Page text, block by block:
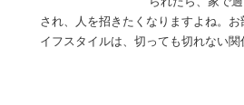
され、人を招きたくなりますよね。
イフスタイルは、切っても切れない